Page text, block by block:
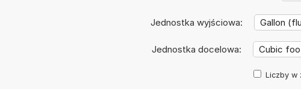
Jednostka wyjściowa:
Jednostka docelowa:
Liczby w